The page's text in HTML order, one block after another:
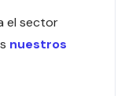
el sector
nuestros